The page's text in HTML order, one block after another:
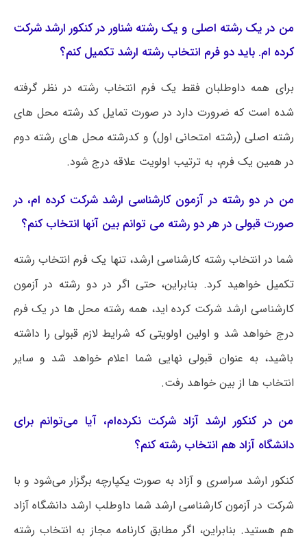
من در یک رشته اصلی و یک رشته شناور در کنکور ارشد شرکت
کرده ام. باید دو فرم انتخاب رشته ارشد تکمیل کنم؟
برای همه داوطلبان فقط یک فرم انتخاب رشته در نظر گرفته
شده است که ضرورت دارد در صورت تمایل کد رشته محل های
رشته اصلی (رشته امتحانی اول) و کدرشته محل های رشته دوم
در همین یک فرم، به ترتیب اولویت علاقه درج شود.
من در دو رشته در آزمون کارشناسی ارشد شرکت کرده ام، در
صورت قبولی در هر دو رشته می توانم بین آنها انتخاب کنم؟
شما در انتخاب رشته کارشناسی ارشد، تنها یک فرم انتخاب رشته
تکمیل خواهید کرد. بنابراین، حتی اگر در دو رشته در آزمون
کارشناسی ارشد شرکت کرده اید، همه رشته محل ها در یک فرم
درج خواهد شد و اولین اولویتی که شرایط لازم قبولی را داشته
باشید، به عنوان قبولی نهایی شما اعلام خواهد شد و سایر
انتخاب ها از بین خواهد رفت.
من در کنکور ارشد آزاد شرکت نکرده‌ام، آیا می‌توانم برای
دانشگاه آزاد هم انتخاب رشته کنم؟
کنکور ارشد سراسری و آزاد به صورت یکپارچه برگزار می‌شود و با
شرکت در آزمون کارشناسی ارشد شما داوطلب ارشد دانشگاه آزاد
هم هستید. بنابراین، اگر مطابق کارنامه مجاز به انتخاب رشته